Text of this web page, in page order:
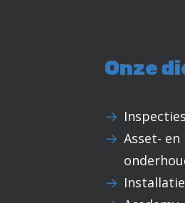
Onze
Asset- en